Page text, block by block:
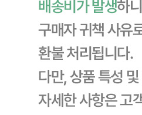
식초.요리술.액젓 BEST 더보기
판매자 정보
판매자 상호
CJ프레시웨이